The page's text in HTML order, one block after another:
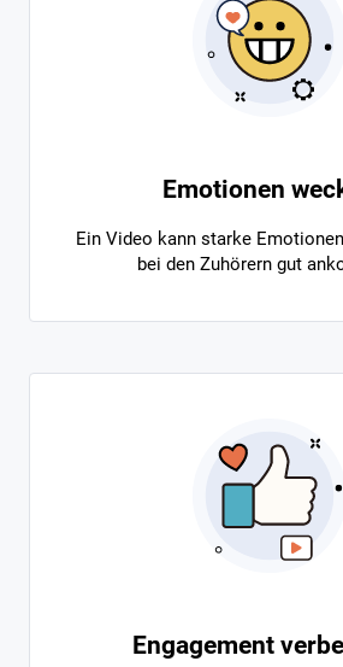
Emotionen
Ein Video kann starke
bei den Zuhörern gut
Engagement